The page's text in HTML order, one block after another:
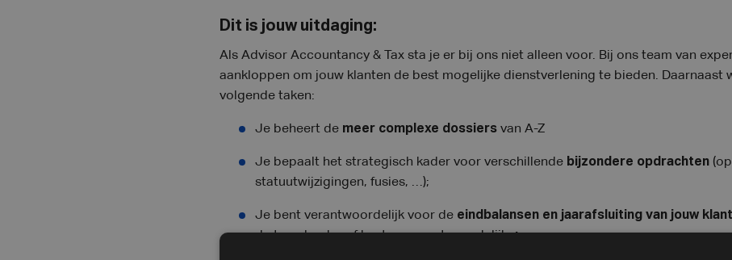
Dit is jouw uitdaging:
Als Advisor Accountancy & Tax sta je er bij ons niet alleen voor. Bij ons team van
aankloppen om jouw klanten de best mogelijke dienstverlening te bieden. Daarnaast
volgende taken:
Je beheert de meer complexe dossiers van A-Z
Je bepaalt het strategisch kader voor verschillende bijzondere opdrachten
statuutwijzigingen, fusies, …);
Je bent verantwoordelijk voor de eindbalansen en jaarafsluiting van jouw
de teamleader of kantoorverantwoordelijke;